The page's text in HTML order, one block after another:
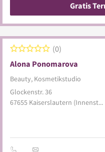
Gratis
Alona Ponomarova
Beauty, Kosmetikstudio
0
Glockenstr. 36
67655 Kaiserslautern (Innenstadt)